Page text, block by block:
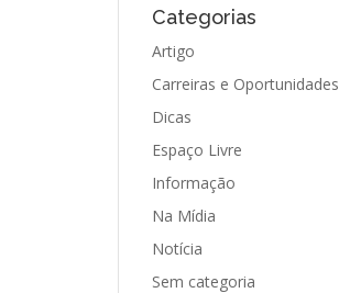
Categorias
Artigo
Carreiras e Oportunidades
Dicas
Espaço Livre
Informação
Na Mídia
Notícia
Sem categoria